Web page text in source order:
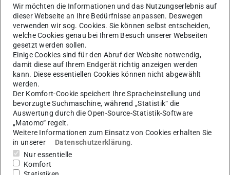
P
Studentische Mitarbeiter:innen
Arbeitsgebiet(e)
News, Fotos
Wir möchten die Informationen und das Nutzungserlebnis auf
dieser Webseite an Ihre Bedürfnisse anpassen. Deswegen
verwenden wir sog. Cookies. Sie können selbst entscheiden,
welche Cookies genau bei Ihrem Besuch unserer Webseiten
gesetzt werden sollen.
Einige Cookies sind für den Abruf der Website notwendig,
damit diese auf Ihrem Endgerät richtig anzeigen werden
kann. Diese essentiellen Cookies können nicht abgewählt
werden.
Der Komfort-Cookie speichert Ihre Spracheinstellung und
bevorzugte Suchmaschine, während „Statistik“ die
Auswertung durch die Open-Source-Statistik-Software
„Matomo“ regelt.
Weitere Informationen zum Einsatz von Cookies erhalten Sie
in unserer
Datenschutzerklärung.
Nur essentielle
Komfort